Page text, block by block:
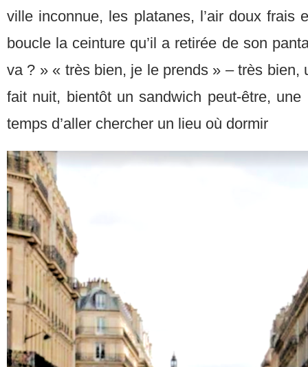
ville inconnue, les platanes, l’air doux frais
boucle la ceinture qu’il a retirée de son
va ? » « très bien, je le prends » – très bien,
fait nuit, bientôt un sandwich peut-être, une
temps d’aller chercher un lieu où dormir